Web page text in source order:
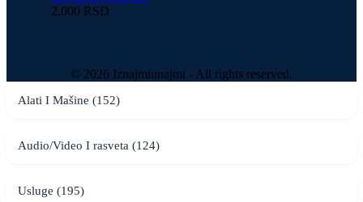
2,000 RSD
© 2026 Iznajmiunajmi - All rights reserved.
Alati I Mašine (152)
Audio/Video I rasveta (124)
Usluge (195)